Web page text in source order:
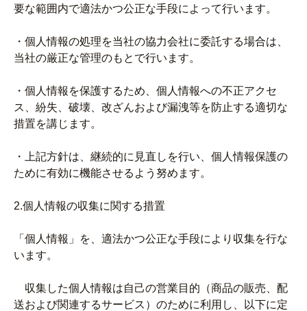
要な範囲内で適法かつ公正な手段によって行います。
・個人情報の処理を当社の協力会社に委託する場合は、
当社の厳正な管理のもとで行います。
・個人情報を保護するため、個人情報への不正アクセ
ス、紛失、破壊、改ざんおよび漏洩等を防止する適切な
措置を講じます。
・上記方針は、継続的に見直しを行い、個人情報保護の
ために有効に機能させるよう努めます。
2.個人情報の収集に関する措置
「個人情報」を、適法かつ公正な手段により収集を行な
います。
収集した個人情報は自己の営業目的（商品の販売、配
送および関連するサービス）のために利用し、以下に定